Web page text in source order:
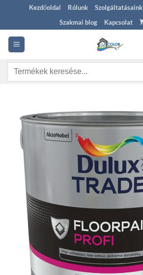
content
Kezdőoldal Rólunk Szolgáltatásaink
Szakmai blog
Kapcsolat
Keresés